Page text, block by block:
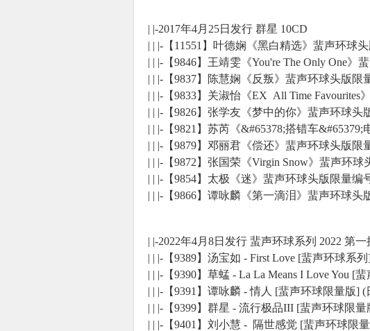
| |-2017年4月25日发行 群星 10CD
| | |-【11551】叶德娴《黑白精选》蜚声环球
| | |-【9846】王靖雯《You're The Only One
| | |-【9837】陈慧娴《反叛》蜚声环球头版限
| | |-【9833】关淑怡《EX All Time
| | |-【9826】张学友《梦中的你》蜚声环球
| | |-【9821】苏芮《&#65378;搭错车
| | |-【9879】邓丽君《偿还》蜚声环球头版限
| | |-【9872】张国荣《Virgin Snow》蜚声环
| | |-【9854】太极《迷》蜚声环球头版限量编
| | |-【9866】谭咏麟《第一滴泪》蜚声环球
| |-2022年4月8日发行 蜚声环球系列 2022 第
| | |-【9389】汤宝如 - First Love [蜚声环球系
| | |-【9390】草蜢 - La La Means I Love You [
| | |-【9391】谭咏麟 - 情人 [蜚声环球限量版]
| | |-【9399】群星 - 流行极品III [蜚声环球限
| | |-【9401】刘小慧 - 隔世感觉 [蜚声环球限